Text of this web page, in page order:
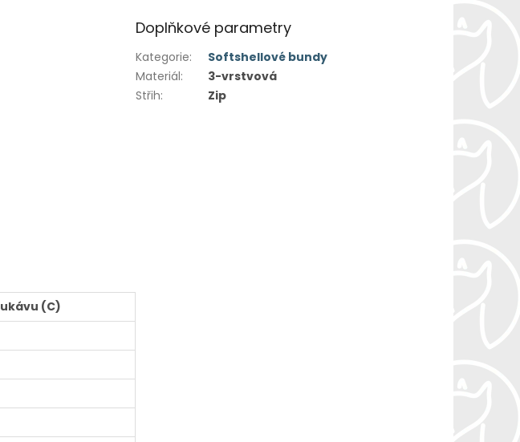
(C)
Doplňkové parametry
Kategorie:
Softshellové bundy
Materiál:
3-vrstvová
Střih: Zip